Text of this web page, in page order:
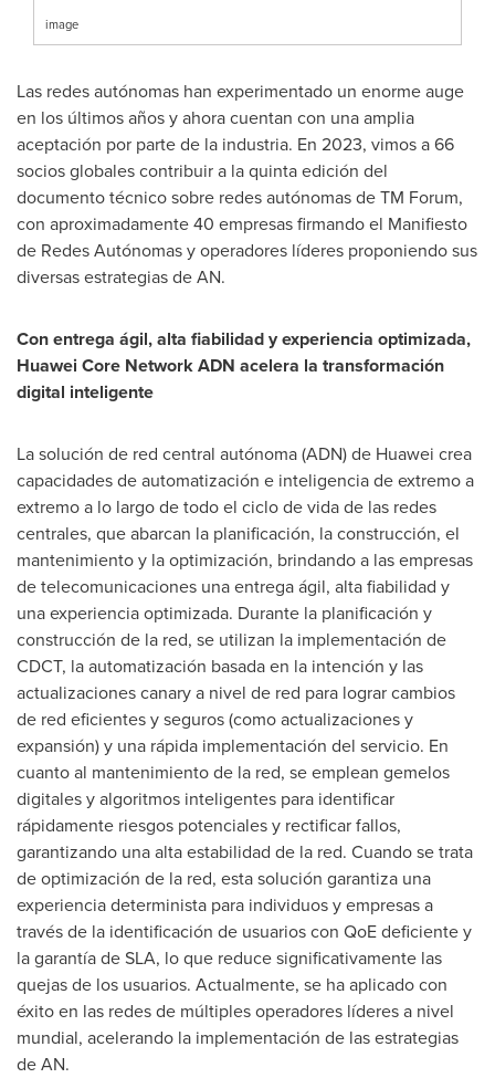
image
Las redes autónomas han experimentado un enorme auge
en los últimos años y ahora cuentan con una amplia
aceptación por parte de la industria. En 2023, vimos a 66
socios globales contribuir a la quinta edición del
documento técnico sobre redes autónomas de TM Forum,
con aproximadamente 40 empresas firmando el Manifiesto
de Redes Autónomas y operadores líderes proponiendo sus
diversas estrategias de AN.
Con entrega ágil, alta fiabilidad y experiencia optimizada,
Huawei Core Network ADN acelera la transformación
digital inteligente
La solución de red central autónoma (ADN) de Huawei crea
capacidades de automatización e inteligencia de extremo a
extremo a lo largo de todo el ciclo de vida de las redes
centrales, que abarcan la planificación, la construcción, el
mantenimiento y la optimización, brindando a las empresas
de telecomunicaciones una entrega ágil, alta fiabilidad y
una experiencia optimizada. Durante la planificación y
construcción de la red, se utilizan la implementación de
CDCT, la automatización basada en la intención y las
actualizaciones canary a nivel de red para lograr cambios
de red eficientes y seguros (como actualizaciones y
expansión) y una rápida implementación del servicio. En
cuanto al mantenimiento de la red, se emplean gemelos
digitales y algoritmos inteligentes para identificar
rápidamente riesgos potenciales y rectificar fallos,
garantizando una alta estabilidad de la red. Cuando se trata
de optimización de la red, esta solución garantiza una
experiencia determinista para individuos y empresas a
través de la identificación de usuarios con QoE deficiente y
la garantía de SLA, lo que reduce significativamente las
quejas de los usuarios. Actualmente, se ha aplicado con
éxito en las redes de múltiples operadores líderes a nivel
mundial, acelerando la implementación de las estrategias
de AN.